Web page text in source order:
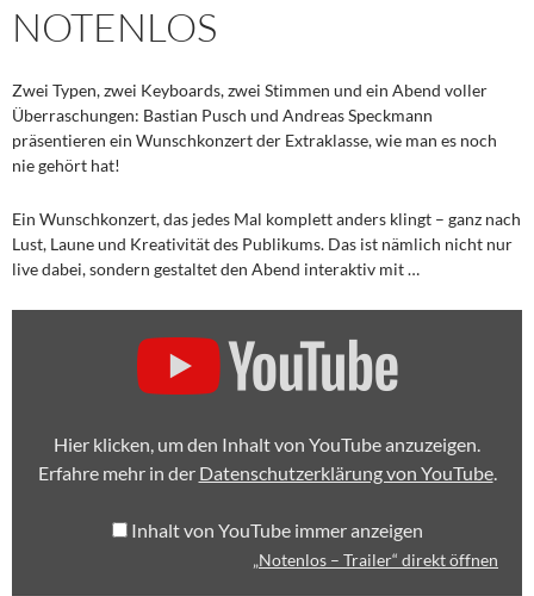
NOTENLOS
Zwei Typen, zwei Keyboards, zwei Stimmen und ein Abend voller
Überraschungen: Bastian Pusch und Andreas Speckmann
präsentieren ein Wunschkonzert der Extraklasse, wie man es noch
nie gehört hat!
Ein Wunschkonzert, das jedes Mal komplett anders klingt – ganz nach
Lust, Laune und Kreativität des Publikums. Das ist nämlich nicht nur
live dabei, sondern gestaltet den Abend interaktiv mit …
Hier klicken, um den Inhalt von YouTube anzuzeigen.
Erfahre mehr in der Datenschutzerklärung von YouTube.
Inhalt von YouTube immer anzeigen
„Notenlos – Trailer“ direkt öffnen